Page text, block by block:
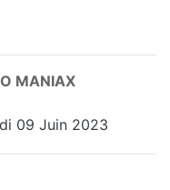
MANIAX
09 Juin 2023